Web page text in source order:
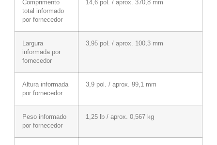
Comprimento
total informado
por fornecedor
14,6 pol. / aprox. 370,8 mm
Largura
informada por
fornecedor
3,95 pol. / aprox. 100,3 mm
Altura informada
por fornecedor
3,9 pol. / aprox. 99,1 mm
Peso informado
por fornecedor
1,25 lb / aprox. 0,567 kg